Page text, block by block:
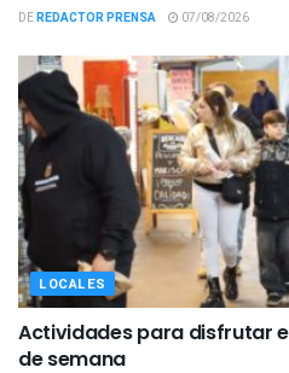
DEREDACTOR PRENSA 07/08/2026
LOCALES
Actividades para disfrutar
de semana